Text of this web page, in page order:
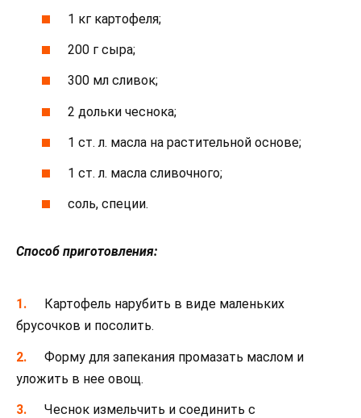
1 кг картофеля;
200 г сыра;
300 мл сливок;
2 дольки чеснока;
1 ст. л. масла на растительной основе;
1 ст. л. масла сливочного;
соль, специи.
Способ приготовления:
Картофель нарубить в виде маленьких
брусочков и посолить.
Форму для запекания промазать маслом и
уложить в нее овощ.
Чеснок измельчить и соединить с